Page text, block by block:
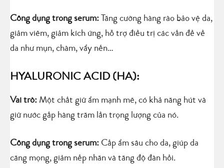
Công dụng trong serum: Tăng cường hàng rào bảo vệ da,
giảm viêm, giảm kích ứng, hỗ trợ điều trị các vấn đề về
da như mụn, chàm, vẩy nến…
HYALURONIC ACID (HA):
Vai trò: Một chất giữ ẩm mạnh mẽ, có khả năng hút và
giữ nước gấp hàng trăm lần trọng lượng của nó.
Công dụng trong serum: Cấp ẩm sâu cho da, giúp da
căng mọng, giảm nếp nhăn và tăng độ đàn hồi.